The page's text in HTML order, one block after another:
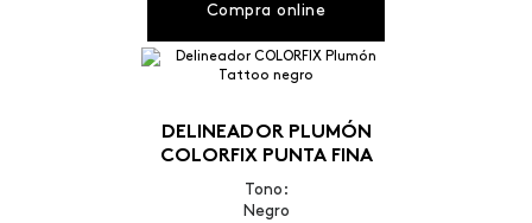
Compra online
DELINEADOR PLUMÓN
COLORFIX PUNTA FINA
Tono:
Negro